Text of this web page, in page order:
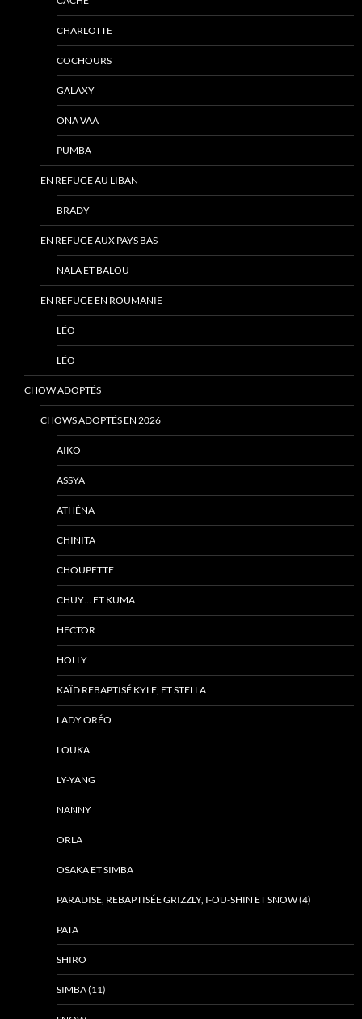
CHARLOTTE
COCHOURS
GALAXY
ONA VAA
PUMBA
EN REFUGE AU LIBAN
BRADY
EN REFUGE AUX PAYS BAS
NALA ET BALOU
EN REFUGE EN ROUMANIE
LÉO
LÉO
CHOW ADOPTÉS
CHOWS ADOPTÉS EN 2026
AÏKO
ASSYA
ATHÉNA
CHINITA
CHOUPETTE
CHUY… ET KUMA
HECTOR
HOLLY
KAÏD REBAPTISÉ KYLE, ET STELLA
LADY ORÉO
LOUKA
LY-YANG
NANNY
ORLA
OSAKA ET SIMBA
PARADISE, REBAPTISÉE GRIZZLY, I-OU-SHIN ET SNOW (4)
PATA
SHIRO
SIMBA (11)